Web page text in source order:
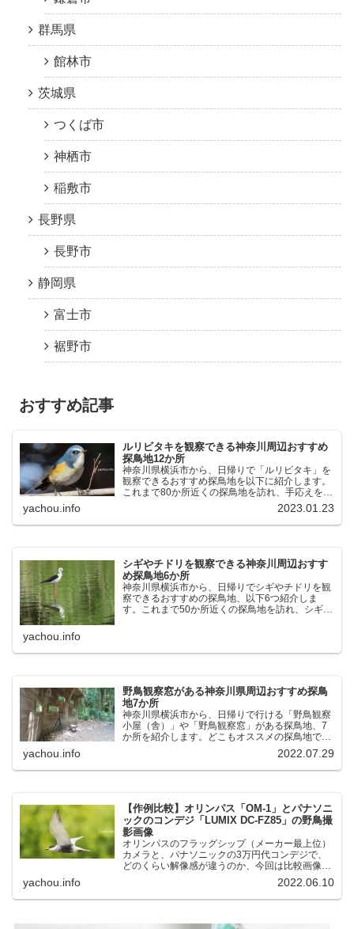
群馬県
館林市
茨城県
つくば市
神栖市
稲敷市
長野県
長野市
静岡県
富士市
裾野市
おすすめ記事
ルリビタキを観察できる神奈川周辺おすすめ
探鳥地12か所
神奈川県横浜市から、日帰りで「ルリビタキ」を
観察できるおすすめ探鳥地を以下に紹介します。
これまで80か所近くの探鳥地を訪れ、手応えを感
じた場所です。以下、★ が多いほど観察しやす
く、出現頻度が高いと感じた場所です。 北本自然
観察公園：埼玉県...
yachou.info 2023.01.23
シギやチドリを観察できる神奈川周辺おすす
め探鳥地6か所
神奈川県横浜市から、日帰りでシギやチドリを観
察できるおすすめの探鳥地、以下6つ紹介しま
す。これまで50か所近くの探鳥地を訪れ、シギや
yachou.info
野鳥観察窓がある神奈川県周辺おすすめ探鳥
地7か所
神奈川県横浜市から、日帰りで行ける「野鳥観察
小屋（舎）」や「野鳥観察窓」がある探鳥地、7
か所を紹介します。どこもオススメの探鳥地で
す。実際に訪れてみると、野山にいる野鳥、海や
湖にいる野鳥それぞれ違う観察になりました。街
中にあり、電車で行ける...
yachou.info 2022.07.29
【作例比較】オリンパス「OM-1」とパナソニ
ックのコンデジ「LUMIX DC-FZ85」の野鳥撮
影画像
オリンパスのフラッグシップ（メーカー最上位）
カメラと、パナソニックの3万円代コンデジで、
どのくらい解像感が違うのか、今回は比較画像を
紹介します。私はコンデジを愛用しているのです
が、相棒がオリンパス「OM-1」を使い始めたと
ころ、同じ被写体で...
yachou.info 2022.06.10